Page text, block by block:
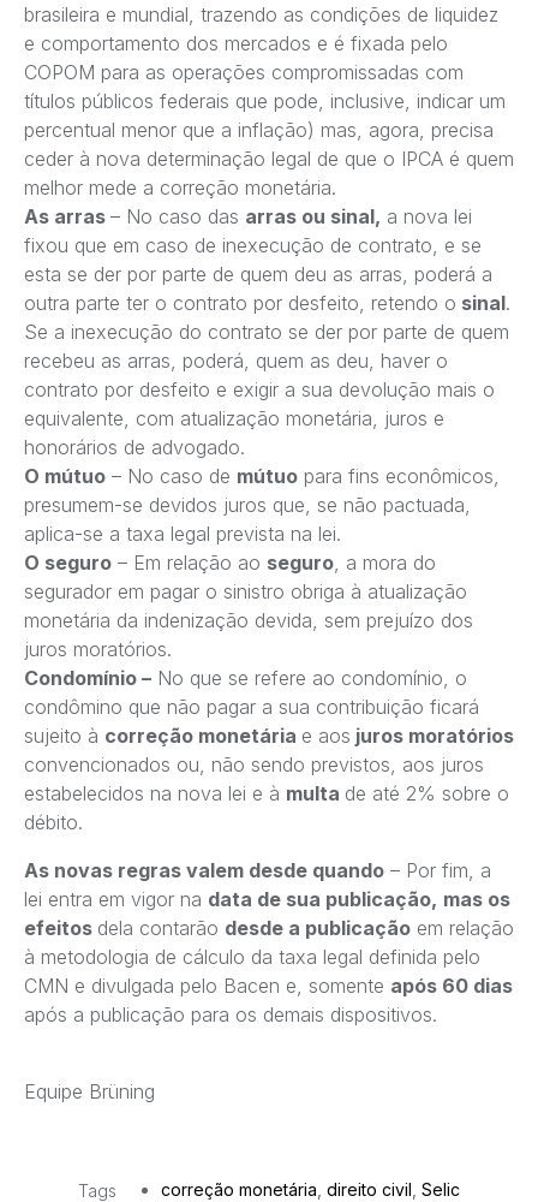
brasileira e mundial, trazendo as condições de liquidez
e comportamento dos mercados e é fixada pelo
COPOM para as operações compromissadas com
títulos públicos federais que pode, inclusive, indicar um
percentual menor que a inflação) mas, agora, precisa
ceder à nova determinação legal de que o IPCA é quem
melhor mede a correção monetária.
As arras – No caso das arras ou sinal, a nova lei
fixou que em caso de inexecução de contrato, e se
esta se der por parte de quem deu as arras, poderá a
outra parte ter o contrato por desfeito, retendo o sinal.
Se a inexecução do contrato se der por parte de quem
recebeu as arras, poderá, quem as deu, haver o
contrato por desfeito e exigir a sua devolução mais o
equivalente, com atualização monetária, juros e
honorários de advogado.
O mútuo – No caso de mútuo para fins econômicos,
presumem-se devidos juros que, se não pactuada,
aplica-se a taxa legal prevista na lei.
O seguro – Em relação ao seguro, a mora do
segurador em pagar o sinistro obriga à atualização
monetária da indenização devida, sem prejuízo dos
juros moratórios.
Condomínio – No que se refere ao condomínio, o
condômino que não pagar a sua contribuição ficará
sujeito à correção monetária e aos juros moratórios
convencionados ou, não sendo previstos, aos juros
estabelecidos na nova lei e à multa de até 2% sobre o
débito.
As novas regras valem desde quando – Por fim, a
lei entra em vigor na data de sua publicação, mas os
efeitos dela contarão desde a publicação em relação
à metodologia de cálculo da taxa legal definida pelo
CMN e divulgada pelo Bacen e, somente após 60 dias
após a publicação para os demais dispositivos.
Equipe Brüning
Tags correção monetária ,direito civil ,Selic